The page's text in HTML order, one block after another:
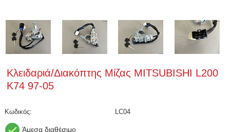
Κλειδαριά/Διακόπτης Μίζας MITSUBISHI L200
K74 97-05
Κωδικός: LC04
Άμεσα διαθέσιμο